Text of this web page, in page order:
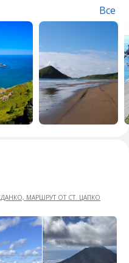
Все
МАРШРУТ ОТ СТ. ЦАПКО